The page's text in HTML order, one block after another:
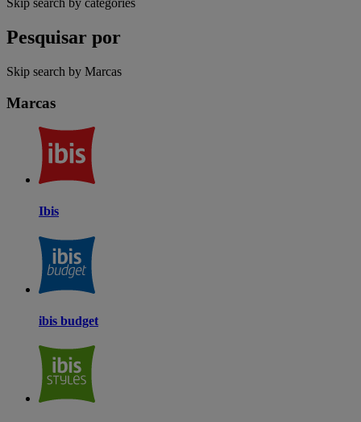
Skip search by categories
Pesquisar por
Skip search by Marcas
Marcas
Ibis
ibis budget